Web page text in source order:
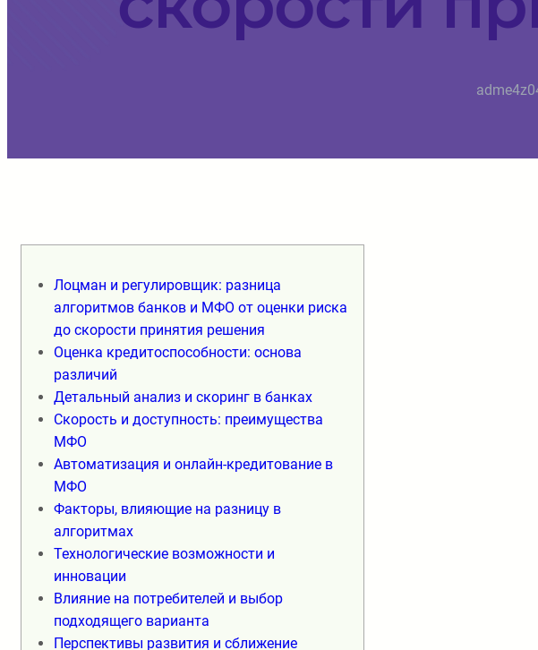
Лоцман и регулировщик: разница
алгоритмов банков и МФО от оценки риска
до скорости принятия решения
Оценка кредитоспособности: основа
различий
Детальный анализ и скоринг в банках
Скорость и доступность: преимущества
МФО
Автоматизация и онлайн-кредитование в
МФО
Факторы, влияющие на разницу в
алгоритмах
Технологические возможности и
инновации
Влияние на потребителей и выбор
подходящего варианта
Перспективы развития и сближение